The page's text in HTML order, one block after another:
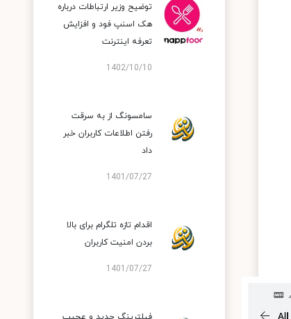
توضیح وزیر ارتباطات درباره
هک اسنپ‌ فود و افزایش
تعرفه اینترنت
1402/10/10
سامسونگ از به سرقت
رفتن اطلاعات کاربران خبر
داد
1401/07/27
اقدام تازه تلگرام برای بالا
بردن امنیت کاربران
1401/07/27